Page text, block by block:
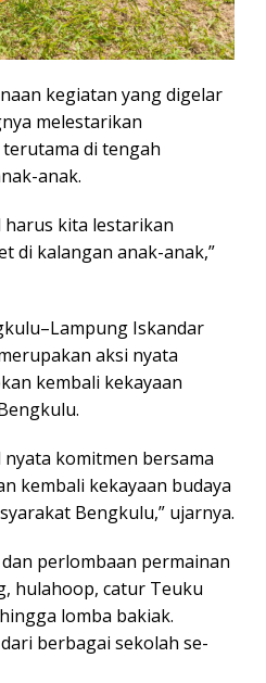
kegiatan yang digelar
melestarikan
di tengah
anak.
harus kita lestarikan
di kalangan anak-anak,”
Iskandar
aksi nyata
kembali kekayaan
komitmen bersama
kembali kekayaan budaya
Bengkulu,” ujarnya.
perlombaan permainan
hulahoop, catur Teuku
lomba bakiak.
berbagai sekolah se-